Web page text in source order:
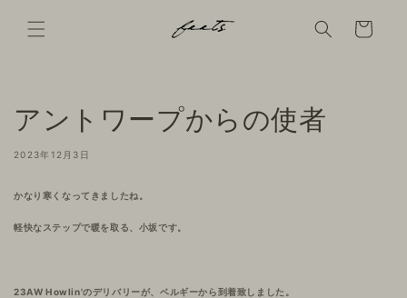
ンツに
進む
Cart
アントワープからの使者
2023年12月3日
かなり寒くなってきましたね。
軽快なステップで暖を取る、小坂です。
23AW Howlin'のデリバリーが、ベルギーから到着致しました。